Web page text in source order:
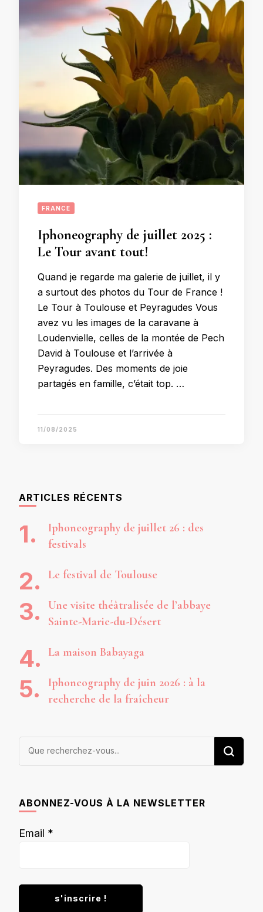
FRANCE
Iphoneography de juillet 2025 :
Le Tour avant tout!
Quand je regarde ma galerie de juillet, il y
a surtout des photos du Tour de France !
Le Tour à Toulouse et Peyragudes Vous
avez vu les images de la caravane à
Loudenvielle, celles de la montée de Pech
David à Toulouse et l’arrivée à
Peyragudes. Des moments de joie
partagés en famille, c’était top. …
11/08/2025
ARTICLES RÉCENTS
Iphoneography de juillet 26 : des
festivals
Le festival de Toulouse
Une visite théâtralisée de l’abbaye
Sainte-Marie-du-Désert
La maison Babayaga
Iphoneography de juin 2026 : à la
recherche de la fraîcheur
Vous
ABONNEZ-VOUS À LA NEWSLETTER
Email *